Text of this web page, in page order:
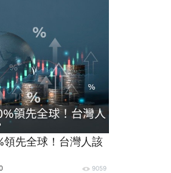
先全球！台灣人該
9059